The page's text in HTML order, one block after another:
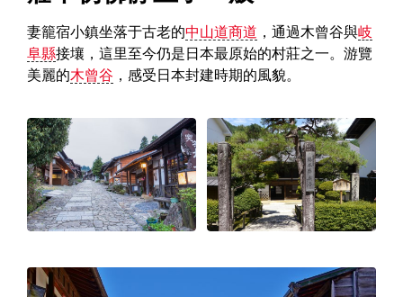
妻籠宿小鎮坐落于古老的中山道商道 ，通過木曾谷與岐
阜縣接壤，這里至今仍是日本最原始的村莊之一。游覽
美麗的木曾谷 ，感受日本封建時期的風貌。